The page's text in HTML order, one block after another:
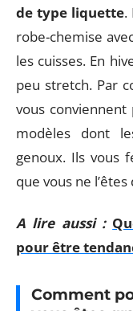
de type liquette.
robe-chemise
les cuisses. En
peu stretch. Par
vous
modèles dont
genoux. Ils vous
que vous ne l’êtes
A lire aussi :
pour être
Comment